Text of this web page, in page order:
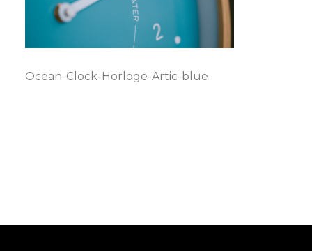
Ocean-Clock-Horloge-Artic-blue